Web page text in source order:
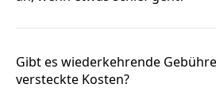
Gibt es wiederkehrende
versteckte Kosten?